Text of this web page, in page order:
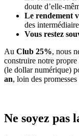
doute d’elle-
Le rendement
des
Vous restez
Au Club 25%, nous
construire notre
(le dollar numérique)
an, loin des
Ne soyez pas